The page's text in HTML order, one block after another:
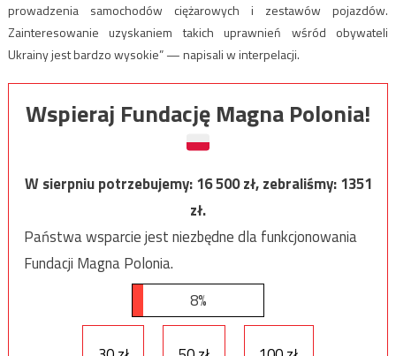
prowadzenia samochodów ciężarowych i zestawów pojazdów.
Zainteresowanie uzyskaniem takich uprawnień wśród obywateli
Ukrainy jest bardzo wysokie” — napisali w interpelacji.
Wspieraj Fundację Magna Polonia!
W sierpniu potrzebujemy:16 500zł, zebraliśmy:1351
zł.
Państwa wsparcie jest niezbędne dla funkcjonowania
Fundacji Magna Polonia.
8%